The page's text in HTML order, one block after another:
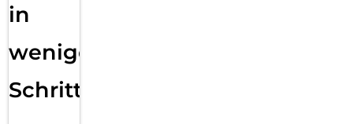
in
wenigen
Schritten